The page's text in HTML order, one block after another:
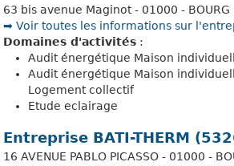
63 bis avenue Maginot - 01000 - BOURG
➡️ Voir toutes les informations sur
Domaines d'activités :
Audit énergétique Maison
Audit énergétique Maison
Logement collectif
Etude eclairage
Entreprise BATI-THERM
16 AVENUE PABLO PICASSO - 01000 -